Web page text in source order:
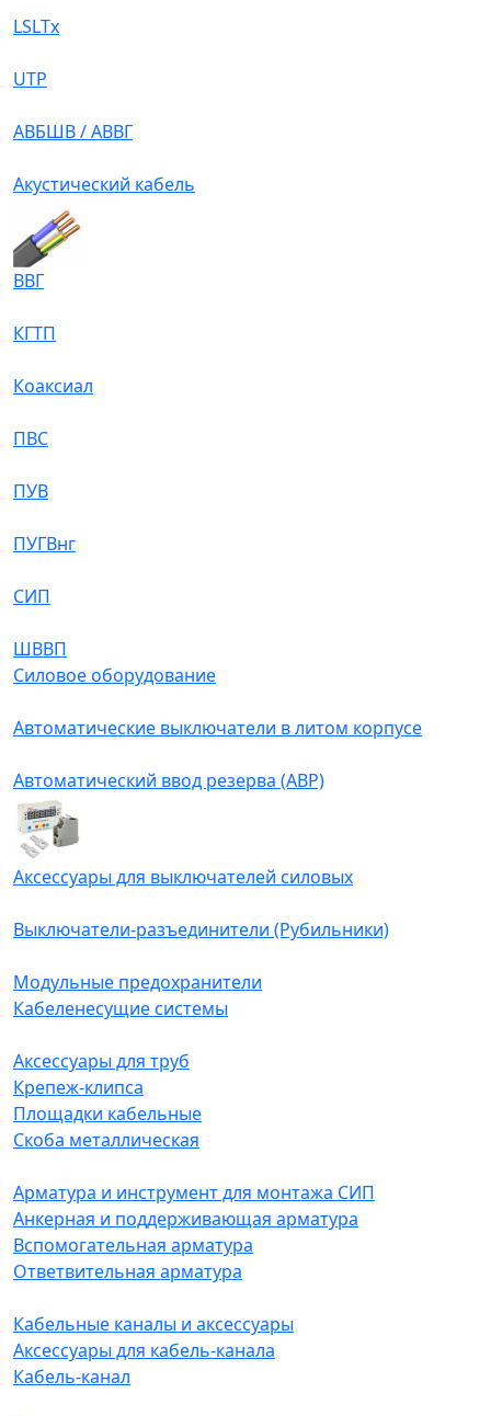
LSLTx
UTP
АВБШВ / АВВГ
Акустический кабель
ВВГ
КГТП
Коаксиал
ПВС
ПУВ
ПУГВнг
СИП
ШВВП
Силовое оборудование
Автоматические выключатели в литом корпусе
Автоматический ввод резерва (АВР)
Аксессуары для выключателей силовых
Выключатели-разъединители (Рубильники)
Модульные предохранители
Кабеленесущие системы
Аксессуары для труб
Крепеж-клипса
Площадки кабельные
Скоба металлическая
Арматура и инструмент для монтажа СИП
Анкерная и поддерживающая арматура
Вспомогательная арматура
Ответвительная арматура
Кабельные каналы и аксессуары
Аксессуары для кабель-канала
Кабель-канал